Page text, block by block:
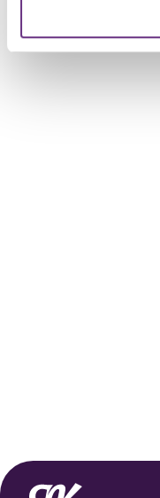
U kunt uw